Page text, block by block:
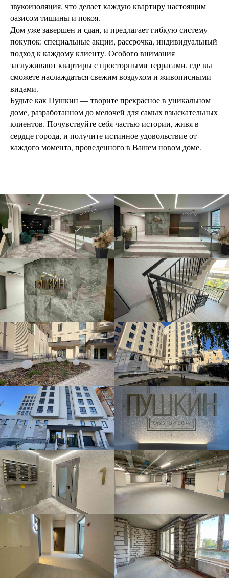
звукоизоляция, что делает каждую квартиру настоящим
оазисом тишины и покоя.
Дом уже завершен и сдан, и предлагает гибкую систему
покупок: специальные акции, рассрочка, индивидуальный
подход к каждому клиенту. Особого внимания
заслуживают квартиры с просторными террасами, где вы
сможете наслаждаться свежим воздухом и живописными
видами.
Будьте как Пушкин — творите прекрасное в уникальном
доме, разработанном до мелочей для самых взыскательных
клиентов. Почувствуйте себя частью истории, живя в
сердце города, и получите истинное удовольствие от
каждого момента, проведенного в Вашем новом доме.